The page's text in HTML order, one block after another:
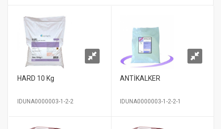
HARD 10 Kg
IDUNA0000003-1-2-2
ANTİKALKER
IDUNA0000003-1-2-2-1